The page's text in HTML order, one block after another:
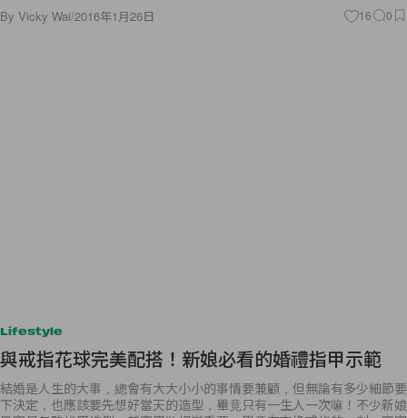
By Vicky Wai/2016年1月26日 16 0
Lifestyle
與戒指花球完美配搭！新娘必看的婚禮指甲示範
結婚是人生的大事，總會有大大小小的事情要兼顧，但無論有多少細節要
下決定，也應該要先想好當天的造型，畢竟只有一生人一次嘛！不少新娘